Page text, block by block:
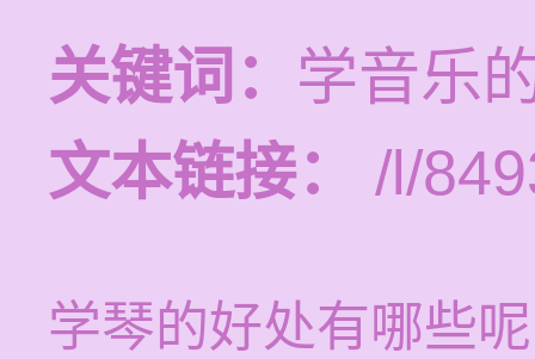
关键词： 学音乐
文本链接：
/l/
学琴的好处有哪些呢